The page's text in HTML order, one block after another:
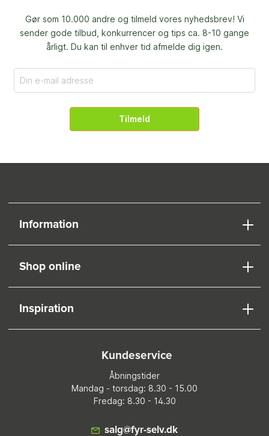
Gør som 10.000 andre og tilmeld vores nyhedsbrev! Vi
sender gode tilbud, konkurrencer og tips ca. 8-10 gange
årligt. Du kan til enhver tid afmelde dig igen.
Tilmeld
Information
Shop online
Inspiration
Kundeservice
Åbningstider
Mandag - torsdag: 8.30 - 15.00
Fredag: 8.30 - 14.30
salg@fyr-selv.dk